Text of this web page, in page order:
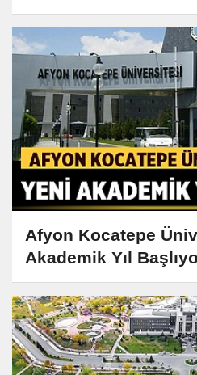
Afyon Kocatepe
Akademik Yıl
Detaylar